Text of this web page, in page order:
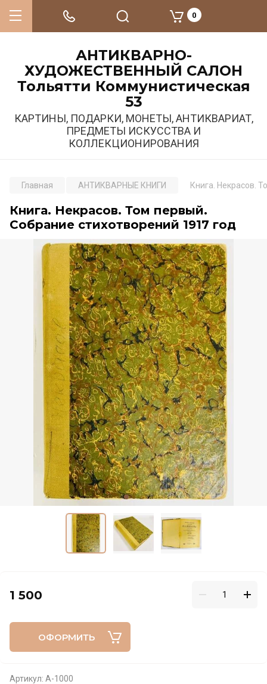
АНТИКВАРНО-
ХУДОЖЕСТВЕННЫЙ САЛОН
Тольятти Коммунистическая
53
КАРТИНЫ, ПОДАРКИ, МОНЕТЫ, АНТИКВАРИАТ,
ПРЕДМЕТЫ ИСКУССТВА И
КОЛЛЕКЦИОНИРОВАНИЯ
0
Главная АНТИКВАРНЫЕ КНИГИ Книга. Некрасов.
Книга. Некрасов. Том первый.
Собрание стихотворений 1917 год
1 500
ОФОРМИТЬ
Артикул: А-1000